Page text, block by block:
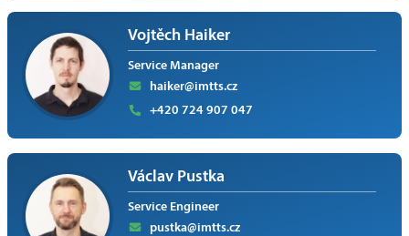
Vojtěch Haiker
Service Manager
haiker@imtts.cz
+420 724 907 047
Václav Pustka
Service Engineer
pustka@imtts.cz